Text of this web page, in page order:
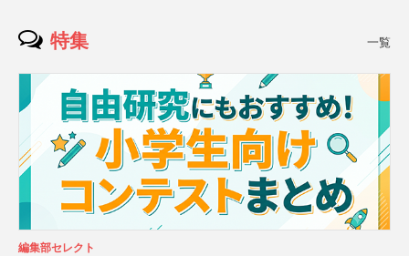
特集 一覧
編集部セレクト